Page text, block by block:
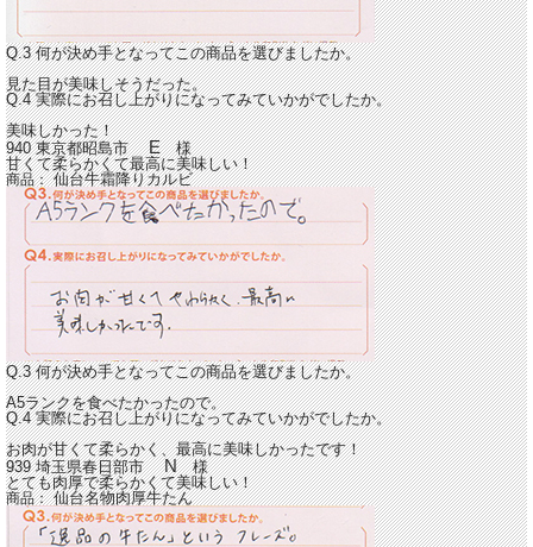
Q.3 何が決め手となってこの商品を選びましたか。
見た目が美味しそうだった。
Q.4 実際にお召し上がりになってみていかがでしたか。
美味しかった！
940 東京都昭島市E様
甘くて柔らかくて最高に美味しい！
商品：仙台牛霜降りカルビ
Q.3 何が決め手となってこの商品を選びましたか。
A5ランクを食べたかったので。
Q.4 実際にお召し上がりになってみていかがでしたか。
お肉が甘くて柔らかく、最高に美味しかったです！
939 埼玉県春日部市N様
とても肉厚で柔らかくて美味しい！
商品：仙台名物肉厚牛たん